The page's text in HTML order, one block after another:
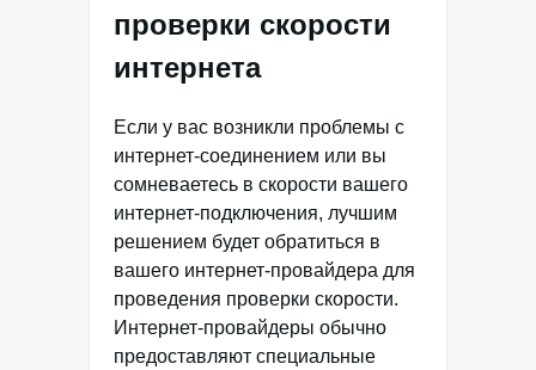
проверки скорости
интернета
Если у вас возникли проблемы с
интернет-соединением или вы
сомневаетесь в скорости вашего
интернет-подключения, лучшим
решением будет обратиться в
вашего интернет-провайдера для
проведения проверки скорости.
Интернет-провайдеры обычно
предоставляют специальные